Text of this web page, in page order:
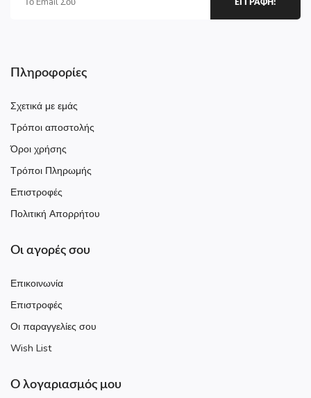
ΕΓΓΡΑΦΗ!
Πληροφορίες
Σχετικά με εμάς
Τρόποι αποστολής
Όροι χρήσης
Τρόποι Πληρωμής
Επιστροφές
Πολιτική Απορρήτου
Οι αγορές σου
Επικοινωνία
Επιστροφές
Οι παραγγελίες σου
Wish List
Ο λογαριασμός μου